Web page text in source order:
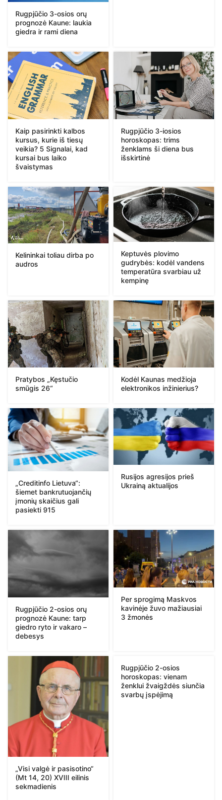
Rugpjūčio 3-osios orų
prognozė Kaune: laukia
giedra ir rami diena
Kaip pasirinkti kalbos
kursus, kurie iš tiesų
veikia? 5 Signalai, kad
kursai bus laiko
švaistymas
Rugpjūčio 3-iosios
horoskopas: trims
ženklams ši diena bus
išskirtinė
Kelininkai toliau dirba po
audros
Keptuvės plovimo
gudrybės: kodėl vandens
temperatūra svarbiau už
kempinę
Pratybos „Kęstučio
smūgis 26“
Kodėl Kaunas medžioja
elektronikos inžinierius?
„Creditinfo Lietuva“:
šiemet bankrutuojančių
įmonių skaičius gali
pasiekti 915
Rusijos agresijos prieš
Ukrainą aktualijos
Rugpjūčio 2-osios orų
prognozė Kaune: tarp
giedro ryto ir vakaro –
debesys
Per sprogimą Maskvos
kavinėje žuvo mažiausiai
3 žmonės
„Visi valgė ir pasisotino“
(Mt 14, 20) XVIII eilinis
sekmadienis
Rugpjūčio 2-osios
horoskopas: vienam
ženklui žvaigždės siunčia
svarbų įspėjimą